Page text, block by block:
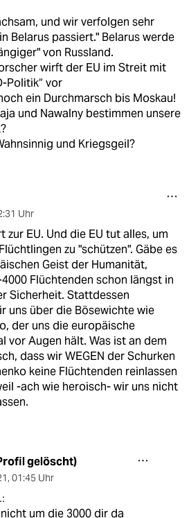
und wir verfolgen sehr
Belarus passiert." Belarus werde
von Russland.
wirft der EU im Streit mit
Politik“ vor
ein Durchmarsch bis Moskau!
und Nawalny bestimmen unsere
und Kriegsgeil?
Uhr
zur EU. Und die EU tut alles, um
zu "schützen". Gäbe es
Geist der Humanität,
Flüchtenden schon längst in
Sicherheit. Stattdessen
uns über die Bösewichte wie
der uns die europäische
vor Augen hält. Was ist an dem
dass wir WEGEN der Schurken
keine Flüchtenden reinlassen
-ach wie heroisch- wir uns nicht
gelöscht)
, 01:45 Uhr
um die 3000 dir da